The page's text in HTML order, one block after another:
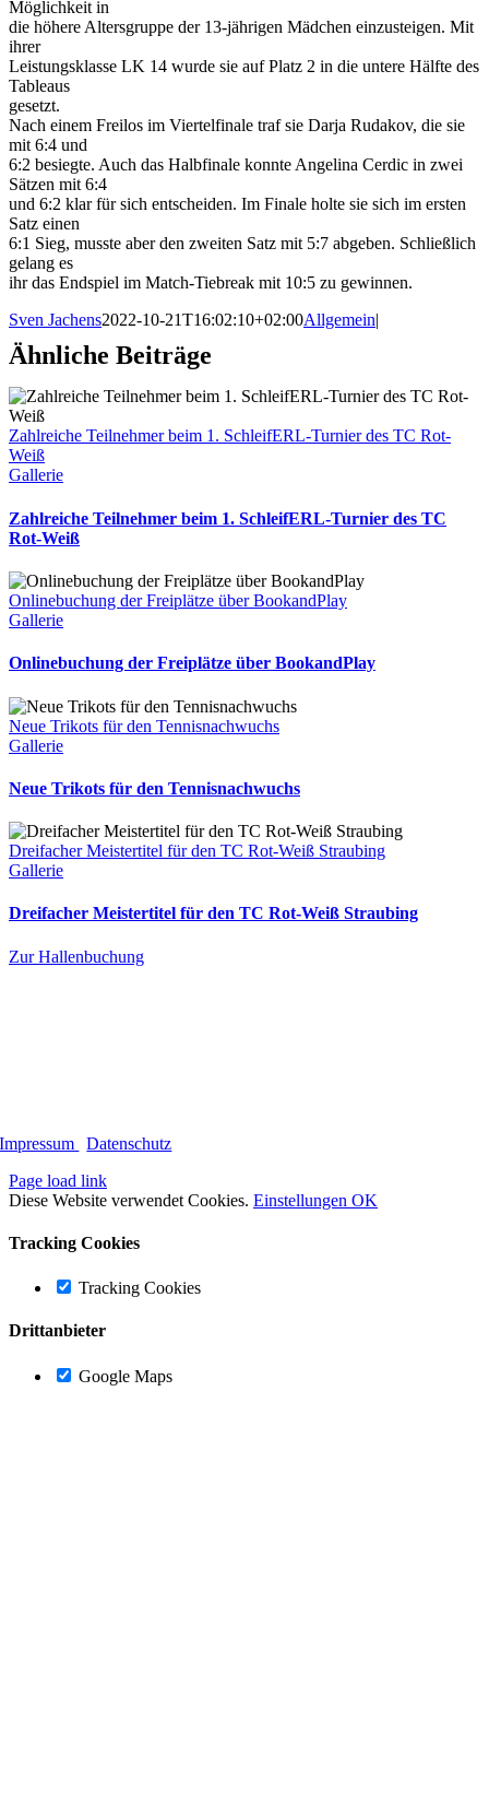
Möglichkeit in
die höhere Altersgruppe der 13-jährigen Mädchen einzusteigen. Mit
ihrer
Leistungsklasse LK 14 wurde sie auf Platz 2 in die untere Hälfte des
Tableaus
gesetzt.
Nach einem Freilos im Viertelfinale traf sie Darja Rudakov, die sie
mit 6:4 und
6:2 besiegte. Auch das Halbfinale konnte Angelina Cerdic in zwei
Sätzen mit 6:4
und 6:2 klar für sich entscheiden. Im Finale holte sie sich im ersten
Satz einen
6:1 Sieg, musste aber den zweiten Satz mit 5:7 abgeben. Schließlich
gelang es
ihr das Endspiel im Match-Tiebreak mit 10:5 zu gewinnen.
Sven Jachens2022-10-21T16:02:10+02:00Allgemein|
Ähnliche Beiträge
Zahlreiche Teilnehmer beim 1. SchleifERL-Turnier des TC Rot-
Weiß
Gallerie
Zahlreiche Teilnehmer beim 1. SchleifERL-Turnier des TC
Rot-Weiß
Onlinebuchung der Freiplätze über BookandPlay
Gallerie
Onlinebuchung der Freiplätze über BookandPlay
Neue Trikots für den Tennisnachwuchs
Gallerie
Neue Trikots für den Tennisnachwuchs
Dreifacher Meistertitel für den TC Rot-Weiß Straubing
Gallerie
Dreifacher Meistertitel für den TC Rot-Weiß Straubing
Zur Hallenbuchung
Impressum
Datenschutz
Page load link
Diese Website verwendet Cookies. Einstellungen OK
Tracking Cookies
Tracking Cookies
Drittanbieter
Google Maps